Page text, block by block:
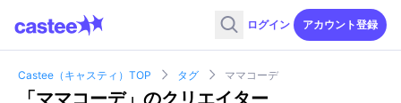
ログイン アカウント登録
Castee（キャスティ）TOP タグ ママコーデ
「ママコーデ」のクリエイター